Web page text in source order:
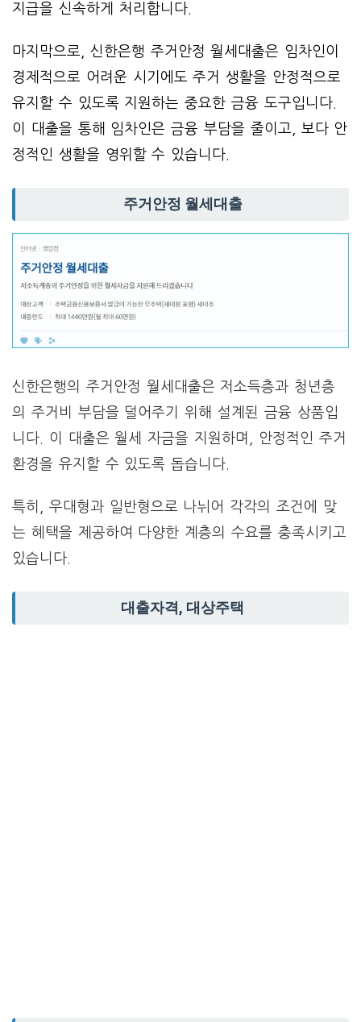
지급을 신속하게 처리합니다.
마지막으로, 신한은행 주거안정 월세대출은 임차인이
경제적으로 어려운 시기에도 주거 생활을 안정적으로
유지할 수 있도록 지원하는 중요한 금융 도구입니다.
이 대출을 통해 임차인은 금융 부담을 줄이고, 보다 안
정적인 생활을 영위할 수 있습니다.
주거안정 월세대출
신한은행의 주거안정 월세대출은 저소득층과 청년층
의 주거비 부담을 덜어주기 위해 설계된 금융 상품입
니다. 이 대출은 월세 자금을 지원하며, 안정적인 주거
환경을 유지할 수 있도록 돕습니다.
특히, 우대형과 일반형으로 나뉘어 각각의 조건에 맞
는 혜택을 제공하여 다양한 계층의 수요를 충족시키고
있습니다.
대출자격, 대상주택